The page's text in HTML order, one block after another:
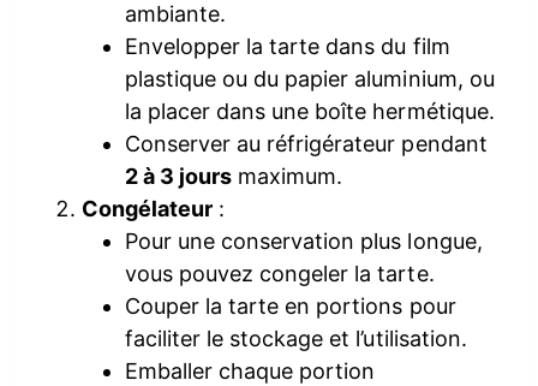
ambiante.
Envelopper la tarte dans du film
plastique ou du papier aluminium, ou
la placer dans une boîte hermétique.
Conserver au réfrigérateur pendant
2 à 3 jours maximum.
Congélateur :
Pour une conservation plus longue,
vous pouvez congeler la tarte.
Couper la tarte en portions pour
faciliter le stockage et l’utilisation.
Emballer chaque portion